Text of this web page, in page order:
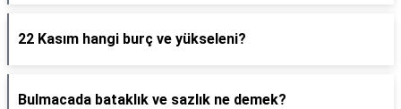
22 Kasım hangi burç ve yükseleni?
Bulmacada bataklık ve sazlık ne demek?